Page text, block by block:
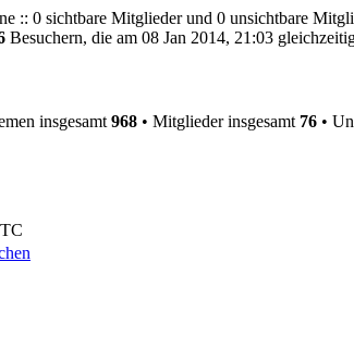
:: 0 sichtbare Mitglieder und 0 unsichtbare
Besuchern, die am 08 Jan 2014, 21:03
insgesamt 968 • Mitglieder insgesamt 76 •